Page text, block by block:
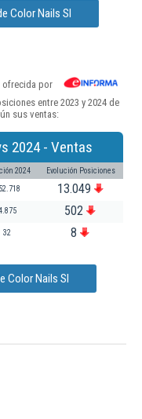
Color Nails Sl
ofrecida por
entre 2023 y 2024 de
sus ventas:
2024 - Ventas
2024 Evolución Posiciones
13.049
502
32 8
Color Nails Sl